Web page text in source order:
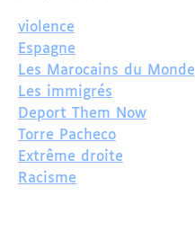
violence
Espagne
Les Marocains du Monde
Les immigrés
Deport Them Now
Torre Pacheco
Extrême droite
Racisme